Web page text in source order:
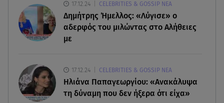
08.08.26 , 14:00
Summer fling: Γιατί να πεις ναι σε έναν
καλοκαιρινό έρωτα
17.12.24 CELEBRITIES & GOSSIP ΝΕΑ
Δημήτρης Ήμελλος: «Λύγισε» ο
αδερφός του μιλώντας στο Αλήθειες
με
17.12.24 CELEBRITIES & GOSSIP ΝΕΑ
Ηλιάνα Παπαγεωργίου: «Ανακάλυψα
τη δύναμη που δεν ήξερα ότι είχα»